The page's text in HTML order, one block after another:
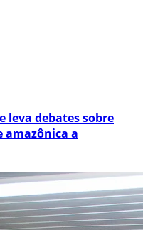
leva debates sobre
a